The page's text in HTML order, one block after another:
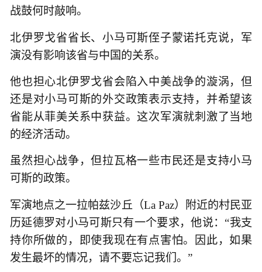
战鼓何时敲响。
北伊罗戈省省长、小马可斯侄子蒙诺托克说，军
演没有影响该省与中国的关系。
他也担心北伊罗戈省会陷入中美战争的漩涡，但
还是对小马可斯的外交政策表示支持，并希望该
省能从菲美关系中获益。这次军演就刺激了当地
的经济活动。
虽然担心战争，但拉瓦格一些市民还是支持小马
可斯的政策。
军演地点之一拉帕兹沙丘（La Paz）附近的村民亚
历延德罗对小马可斯只有一个要求，他说：“我支
持你所做的，即使我现在有点害怕。因此，如果
发生最坏的情况，请不要忘记我们。”